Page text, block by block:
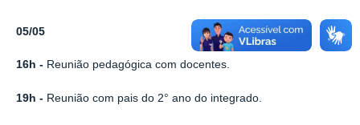
05/05
16h - Reunião pedagógica com docentes.
19h - Reunião com pais do 2° ano do integrado.